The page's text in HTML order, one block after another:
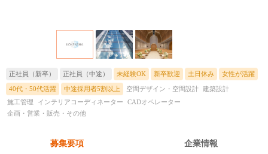
正社員（新卒） 正社員（中途） 未経験OK 新卒歓迎 土日休み 女性が活躍
40代・50代活躍 中途採用者5割以上 空間デザイン・空間設計 建築設計
施工管理
インテリアコーディネーター
CADオペレーター
企画・営業・販売・その他
募集要項 企業情報